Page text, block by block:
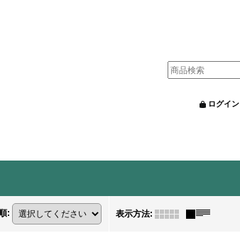
ログイン
: 表示方法: